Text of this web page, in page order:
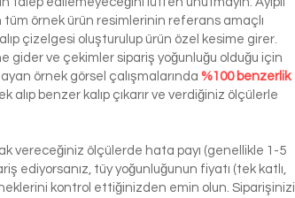
tüm örnek ürün resimlerinin referans amaçlı
çizelgesi oluşturulup ürün özel kesime girer.
gider ve çekimler sipariş yoğunluğu olduğu için
örnek görsel çalışmalarında %100 benzerlik
benzer kalıp çıkarır ve verdiğiniz ölçülerle
vereceğiniz ölçülerde hata payı (genellikle 1-5
ediyorsanız, tüy yoğunluğunun fiyatı (tek katlı,
kontrol ettiğinizden emin olun. Siparişinizi